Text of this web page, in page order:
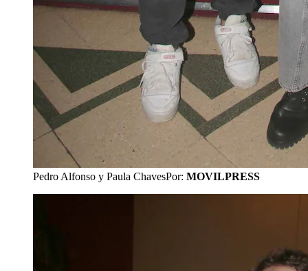
Pedro Alfonso y Paula ChavesPor: MOVILPRESS